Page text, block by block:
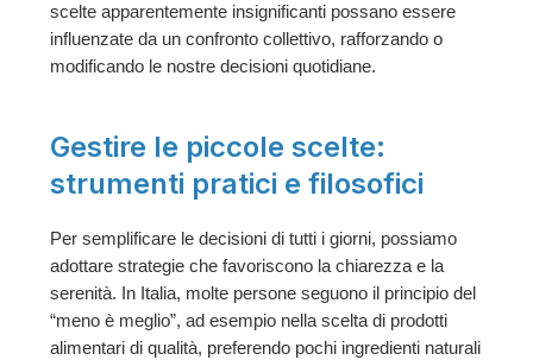
scelte apparentemente insignificanti possano essere
influenzate da un confronto collettivo, rafforzando o
modificando le nostre decisioni quotidiane.
Gestire le piccole scelte:
strumenti pratici e filosofici
Per semplificare le decisioni di tutti i giorni, possiamo
adottare strategie che favoriscono la chiarezza e la
serenità. In Italia, molte persone seguono il principio del
“meno è meglio”, ad esempio nella scelta di prodotti
alimentari di qualità, preferendo pochi ingredienti naturali